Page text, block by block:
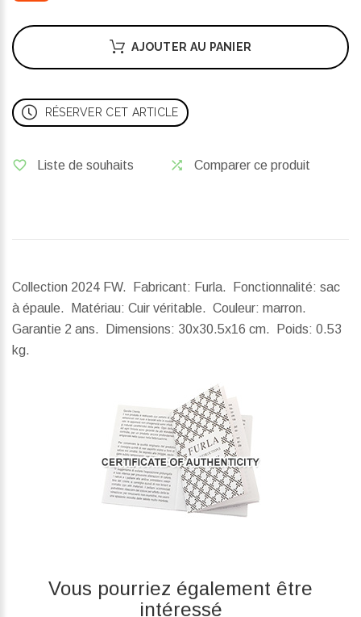
AJOUTER AU PANIER
RÉSERVER CET ARTICLE
Liste de souhaits Comparer ce produit
Collection 2024 FW. Fabricant: Furla. Fonctionnalité: sac
à épaule. Matériau: Cuir véritable. Couleur: marron.
Garantie 2 ans.
Dimensions: 30x30.5x16 cm. Poids: 0.53
kg.
Vous pourriez également être
intéressé